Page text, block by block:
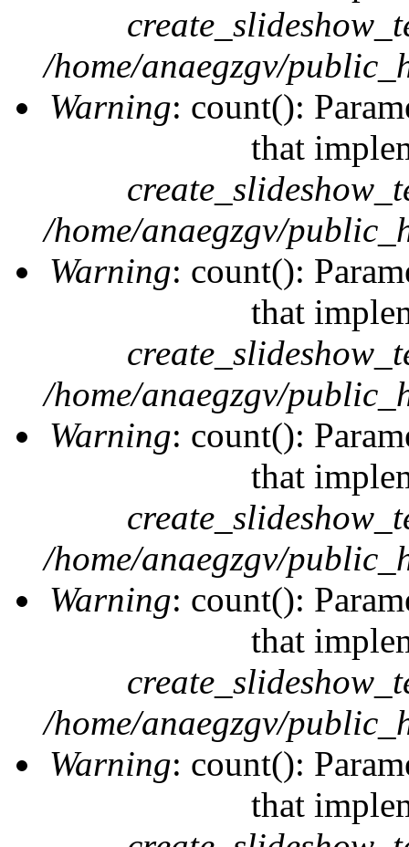
/home/anaegzgv/
Warning: count():
that
/home/anaegzgv/
Warning: count():
that
/home/anaegzgv/
Warning: count():
that
/home/anaegzgv/
Warning: count():
that
/home/anaegzgv/
Warning: count():
that